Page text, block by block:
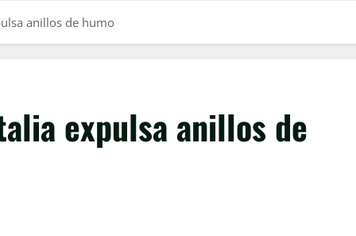
anillos de humo
expulsa anillos de